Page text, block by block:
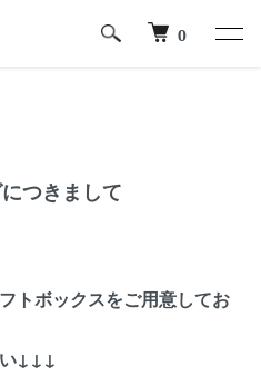
0
つきまして
トボックスをご用意してお
い↓↓↓